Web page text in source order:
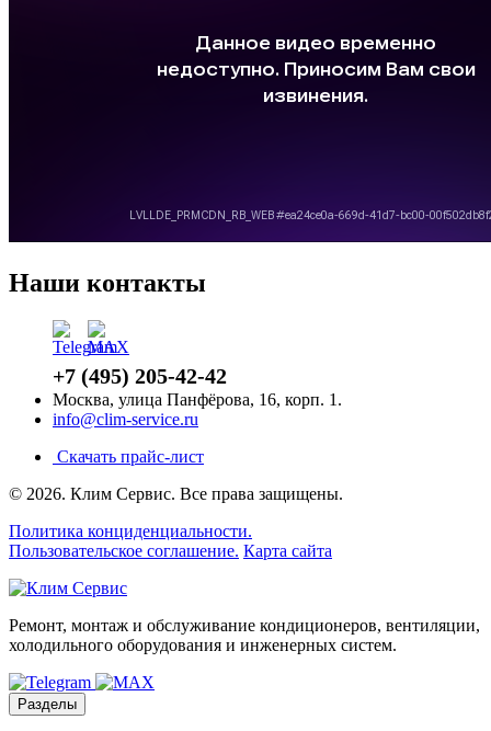
Наши контакты
+7 (495) 205-42-42
Москва, улица Панфёрова, 16, корп. 1.
info@clim-service.ru
Скачать прайс-лист
© 2026. Клим Сервис. Все права защищены.
Политика конциденциальности.
Пользовательское соглашение. Карта сайта
Ремонт, монтаж и обслуживание кондиционеров, вентиляции,
холодильного оборудования и инженерных систем.
Разделы